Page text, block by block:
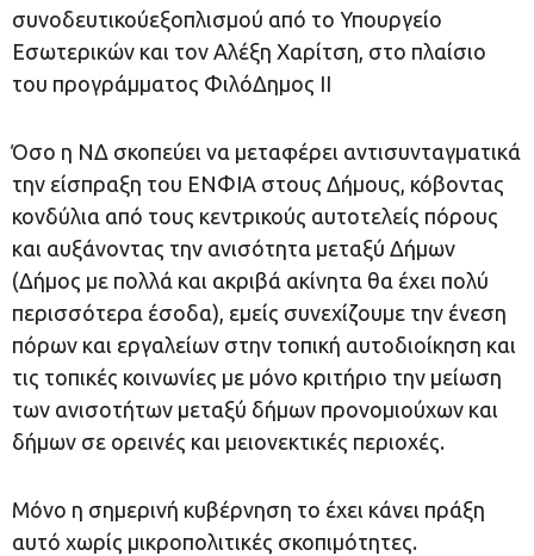
συνοδευτικούεξοπλισμού από το Υπουργείο
Εσωτερικών και τον Αλέξη Χαρίτση, στο πλαίσιο
του προγράμματος ΦιλόΔημος ΙΙ
Όσο η ΝΔ σκοπεύει να μεταφέρει αντισυνταγματικά
την είσπραξη του ΕΝΦΙΑ στους Δήμους, κόβοντας
κονδύλια από τους κεντρικούς αυτοτελείς πόρους
και αυξάνοντας την ανισότητα μεταξύ Δήμων
(Δήμος με πολλά και ακριβά ακίνητα θα έχει πολύ
περισσότερα έσοδα), εμείς συνεχίζουμε την ένεση
πόρων και εργαλείων στην τοπική αυτοδιοίκηση και
τις τοπικές κοινωνίες με μόνο κριτήριο την μείωση
των ανισοτήτων μεταξύ δήμων προνομιούχων και
δήμων σε ορεινές και μειονεκτικές περιοχές.
Μόνο η σημερινή κυβέρνηση το έχει κάνει πράξη
αυτό χωρίς μικροπολιτικές σκοπιμότητες.